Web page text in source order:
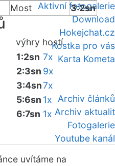
Aktivní fotogalerie
Download
Hokejchat.cz
Kostka pro vás
Karta Kometa
Archiv článků
Archiv aktualit
Fotogalerie
Youtube kanál
Most 3:2sn
výhry hostí
1:2sn 7x
2:3sn 9x
3:4sn7x
5:6sn 1x
6:7sn 1x
uvítáme na